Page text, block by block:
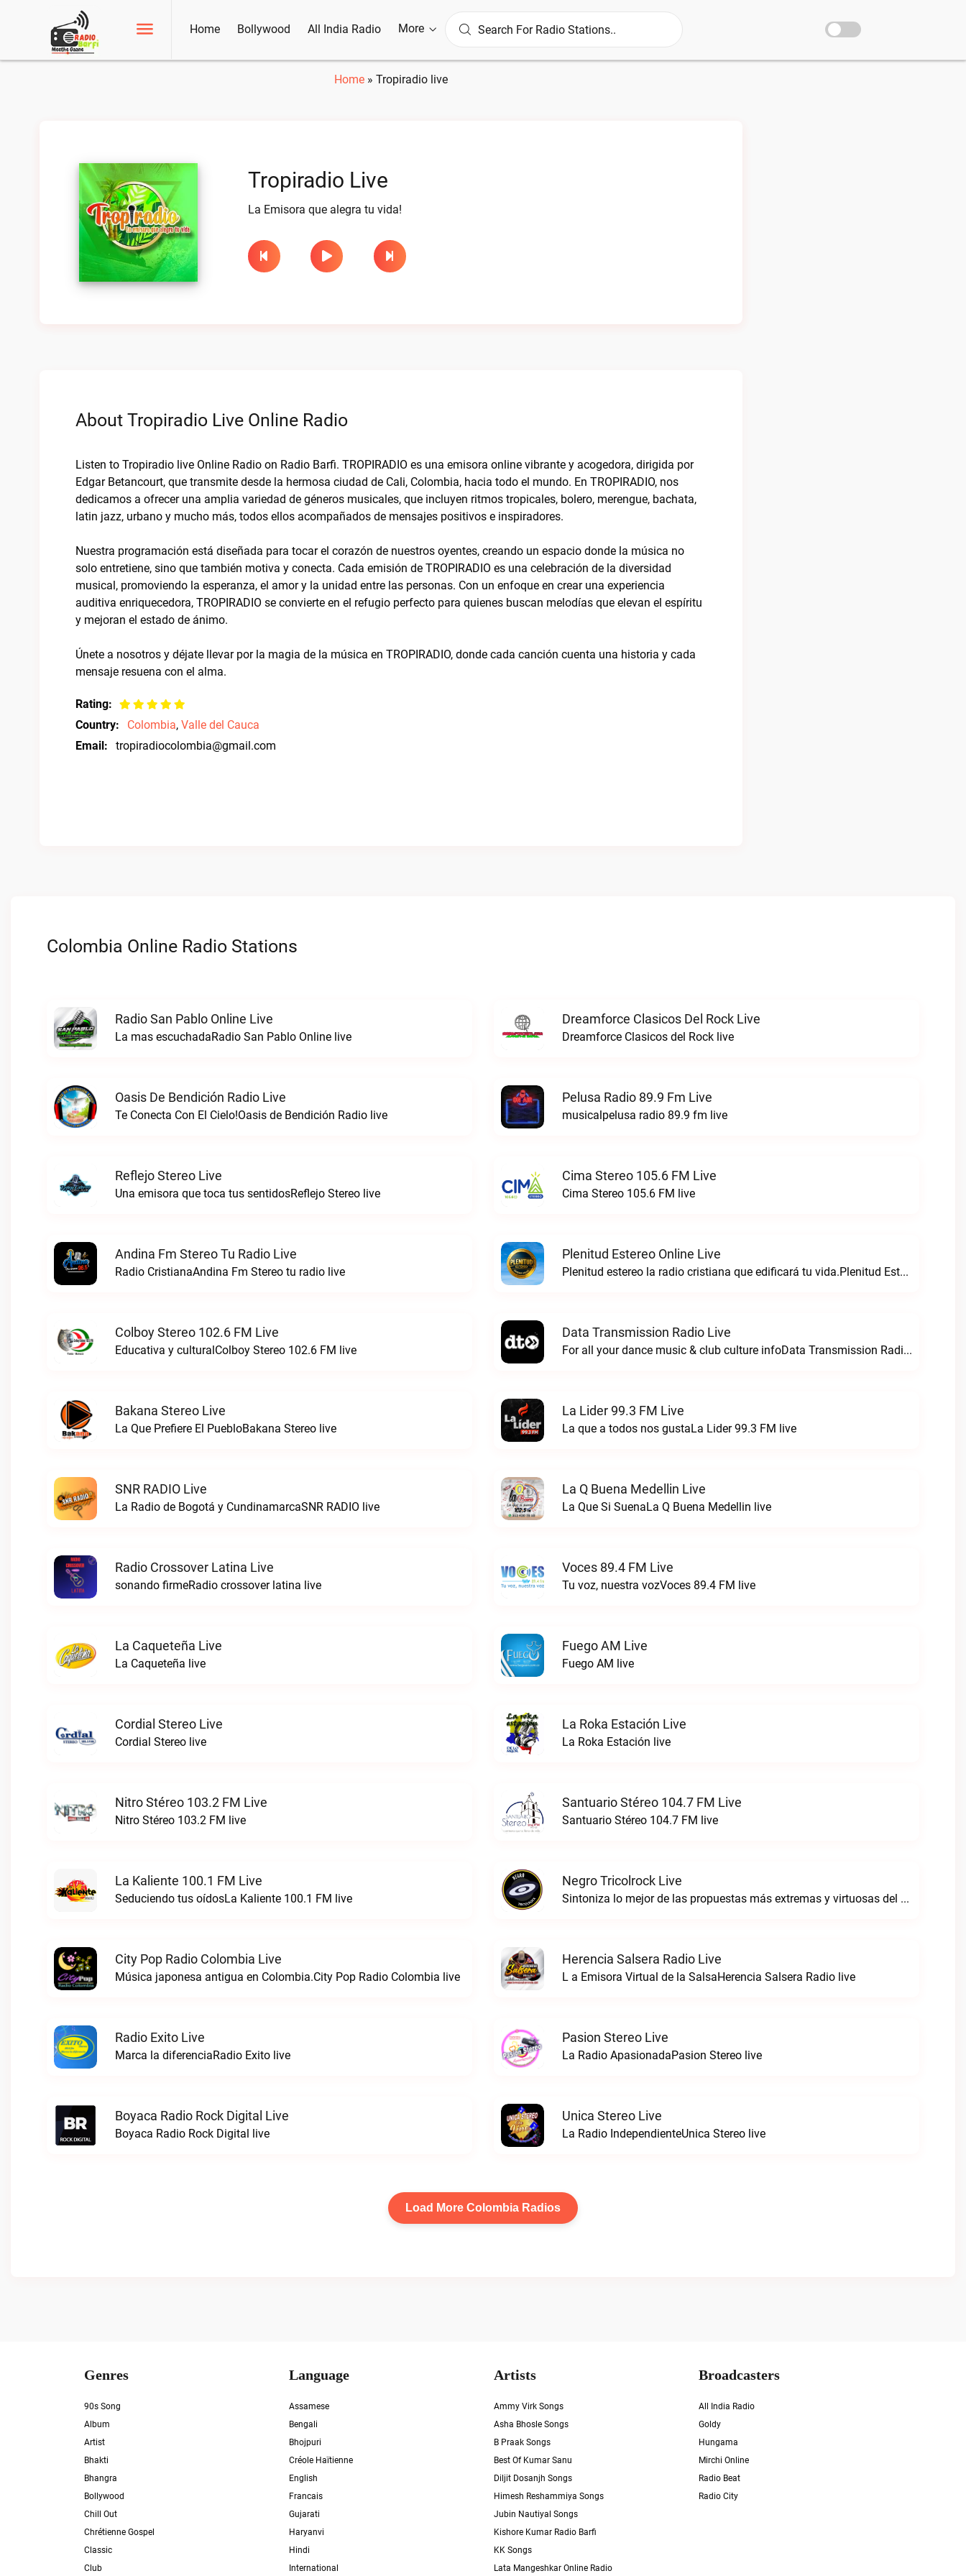
Home Bollywood All India Radio More
Home » Tropiradio live
Tropiradio Live
La Emisora que alegra tu vida!
About Tropiradio Live Online Radio
Listen to Tropiradio live Online Radio on Radio Barfi. TROPIRADIO es una emisora online vibrante y acogedora, dirigida por
Edgar Betancourt, que transmite desde la hermosa ciudad de Cali, Colombia, hacia todo el mundo. En TROPIRADIO, nos
dedicamos a ofrecer una amplia variedad de géneros musicales, que incluyen ritmos tropicales, bolero, merengue, bachata,
latin jazz, urbano y mucho más, todos ellos acompañados de mensajes positivos e inspiradores.
Nuestra programación está diseñada para tocar el corazón de nuestros oyentes, creando un espacio donde la música no
solo entretiene, sino que también motiva y conecta. Cada emisión de TROPIRADIO es una celebración de la diversidad
musical, promoviendo la esperanza, el amor y la unidad entre las personas. Con un enfoque en crear una experiencia
auditiva enriquecedora, TROPIRADIO se convierte en el refugio perfecto para quienes buscan melodías que elevan el espíritu
y mejoran el estado de ánimo.
Únete a nosotros y déjate llevar por la magia de la música en TROPIRADIO, donde cada canción cuenta una historia y cada
mensaje resuena con el alma.
Rating:
Country:
Colombia, Valle del Cauca
Email:
tropiradiocolombia@gmail.com
Colombia Online Radio Stations
Radio San Pablo Online Live
La mas escuchadaRadio San Pablo Online live
Dreamforce Clasicos Del Rock Live
Dreamforce Clasicos del Rock live
Oasis De Bendición Radio Live
Te Conecta Con El Cielo!Oasis de Bendición Radio live
Pelusa Radio 89.9 Fm Live
musicalpelusa radio 89.9 fm live
Reflejo Stereo Live
Una emisora que toca tus sentidosReflejo Stereo live
Cima Stereo 105.6 FM Live
Cima Stereo 105.6 FM live
Andina Fm Stereo Tu Radio Live
Radio CristianaAndina Fm Stereo tu radio live
Plenitud Estereo Online Live
Plenitud estereo la radio cristiana que edificará tu vida.Plenitud Estereo Online live
Colboy Stereo 102.6 FM Live
Educativa y culturalColboy Stereo 102.6 FM live
Data Transmission Radio Live
For all your dance music & club culture infoData Transmission Radio live
Bakana Stereo Live
La Que Prefiere El PuebloBakana Stereo live
La Lider 99.3 FM Live
La que a todos nos gustaLa Lider 99.3 FM live
SNR RADIO Live
La Radio de Bogotá y CundinamarcaSNR RADIO live
La Q Buena Medellin Live
La Que Si SuenaLa Q Buena Medellin live
Radio Crossover Latina Live
sonando firmeRadio crossover latina live
Voces 89.4 FM Live
Tu voz, nuestra vozVoces 89.4 FM live
La Caqueteña Live
La Caqueteña live
Fuego AM Live
Fuego AM live
Cordial Stereo Live
Cordial Stereo live
La Roka Estación Live
La Roka Estación live
Nitro Stéreo 103.2 FM Live
Nitro Stéreo 103.2 FM live
Santuario Stéreo 104.7 FM Live
Santuario Stéreo 104.7 FM live
La Kaliente 100.1 FM Live
Seduciendo tus oídosLa Kaliente 100.1 FM live
Negro Tricolrock Live
Sintoniza lo mejor de las propuestas más extremas y virtuosas del metal colombianoNegro Tricolrock live
City Pop Radio Colombia Live
Música japonesa antigua en Colombia.City Pop Radio Colombia live
Herencia Salsera Radio Live
L a Emisora Virtual de la SalsaHerencia Salsera Radio live
Radio Exito Live
Marca la diferenciaRadio Exito live
Pasion Stereo Live
La Radio ApasionadaPasion Stereo live
Boyaca Radio Rock Digital Live
Boyaca Radio Rock Digital live
Unica Stereo Live
La Radio IndependienteUnica Stereo live
Load More Colombia Radios
Genres
90s Song
Album
Artist
Bhakti
Bhangra
Bollywood
Chill Out
Chrétienne Gospel
Classic
Club
Language
Assamese
Bengali
Bhojpuri
Créole Haïtienne
English
Francais
Gujarati
Haryanvi
Hindi
International
Artists
Ammy Virk Songs
Asha Bhosle Songs
B Praak Songs
Best Of Kumar Sanu
Diljit Dosanjh Songs
Himesh Reshammiya Songs
Jubin Nautiyal Songs
Kishore Kumar Radio Barfi
KK Songs
Lata Mangeshkar Online Radio
Broadcasters
All India Radio
Goldy
Hungama
Mirchi Online
Radio Beat
Radio City